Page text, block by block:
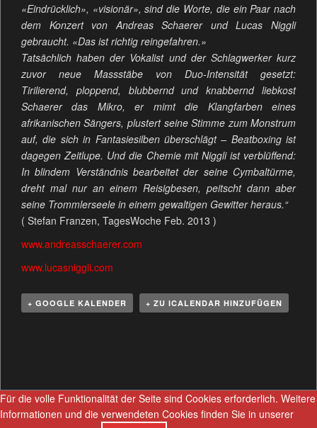
«Eindrücklich», «visionär», sind die Worte, die ein Paar nach
dem Konzert von Andreas Schaerer und Lucas Niggli
gebraucht. «Das ist richtig reingefahren.»
Tatsächlich haben der Vokalist und der Schlagwerker kurz
zuvor neue Massstäbe von Duo-Intensität gesetzt:
Tirilierend, ploppend, blubbernd und knabbernd liebkost
Schaerer das Mikro, er mimt die Klangfarben eines
afrikanischen Sängers, plustert seine Stimme zum Monstrum
auf, die sich in Fantasiesilben überschlägt – Beatboxing ist
dagegen Zeitlupe. Und die Chemie mit Niggli ist verblüffend:
In blindem Verständnis bearbeitet der seine Cymbaltürme,
dreht mal nur an einem Reisigbesen, peitscht dann aber
seine Trommlerseele in einem gewaltigen Gewitter heraus.“
( Stefan Franzen, TagesWoche Feb. 2013 )
www.andreasschaerer.com
www.lucasniggli.com
+ GOOGLE KALENDER + ZU ICALENDAR HINZUFÜGEN
a
n
s
Für die volle Funktionalität der Seite sind Cookies erforderlich. Weitere
Informationen und die verwendeten Cookies finden Sie in unserer